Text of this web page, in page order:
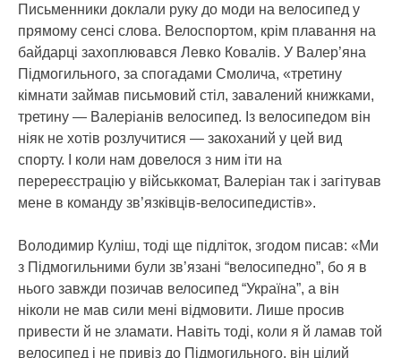
Письменники доклали руку до моди на велосипед у
прямому сенсі слова. Велоспортом, крім плавання на
байдарці захоплювався Левко Ковалів. У Валер’яна
Підмогильного, за спогадами Смолича, «третину
кімнати займав письмовий стіл, завалений книжками,
третину — Валеріанів велосипед. Із велосипедом він
ніяк не хотів розлучитися — закоханий у цей вид
спорту. І коли нам довелося з ним іти на
перереєстрацію у військкомат, Валеріан так і загітував
мене в команду зв’язківців-велосипедистів».
Володимир Куліш, тоді ще підліток, згодом писав: «Ми
з Підмогильними були зв’язані “велосипедно”, бо я в
нього завжди позичав велосипед “Україна”, а він
ніколи не мав сили мені відмовити. Лише просив
привести й не зламати. Навіть тоді, коли я й ламав той
велосипед і не привіз до Підмогильного, він цілий